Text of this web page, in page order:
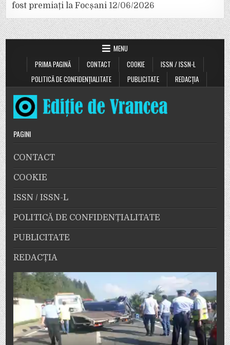
fost premiați la Focșani 12/06/2026
MENU
PRIMA PAGINĂ
CONTACT COOKIE
ISSN / ISSN-L
POLITICĂ DE CONFIDENȚIALITATE
PUBLICITATE REDACȚIA
PAGINI
CONTACT
COOKIE
ISSN / ISSN-L
POLITICĂ DE CONFIDENȚIALITATE
PUBLICITATE
REDACȚIA